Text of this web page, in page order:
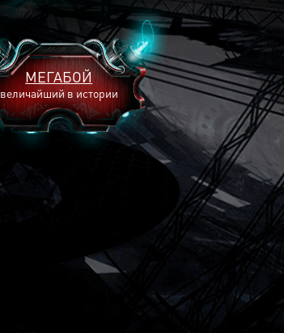
МЕГАБОЙ
величайший в истории
2240